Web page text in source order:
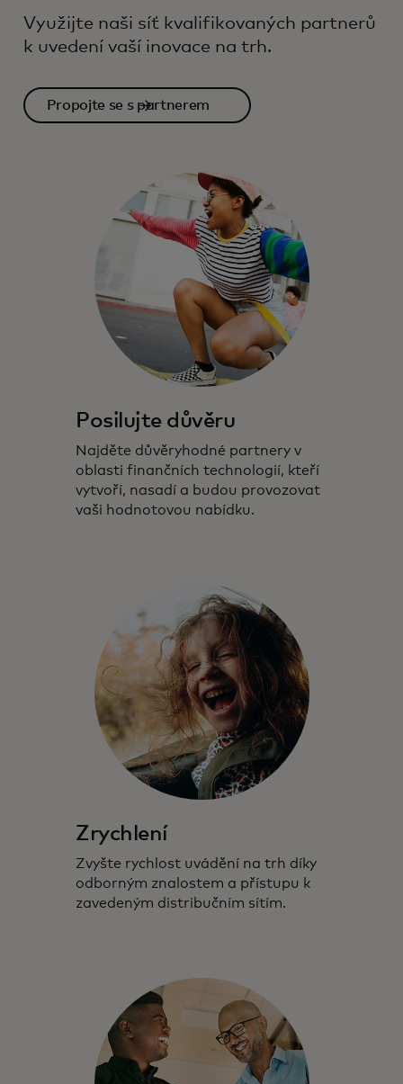
Využijte naši síť kvalifikovaných partnerů
k uvedení vaší inovace na trh.
Propojte se s partnerem
Posilujte důvěru
Najděte důvěryhodné partnery v
oblasti finančních technologií, kteří
vytvoří, nasadí a budou provozovat
vaši hodnotovou nabídku.
Zrychlení
Zvyšte rychlost uvádění na trh díky
odborným znalostem a přístupu k
zavedeným distribučním sítím.